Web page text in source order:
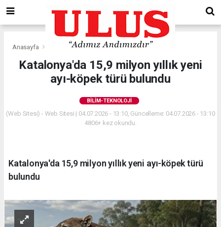
Anasayfa Bilim-Teknoloji
Katalonya'da 15,9 milyon yıllık yeni
ayı-köpek türü bulundu
BILIM-TEKNOLOJI
(Web Sitesi) - Web Sitesi | 04.07.2026 - 13:10, Güncelleme: 04.07.2026 - 13:10
4806+ kez okundu.
Katalonya'da 15,9 milyon yıllık yeni ayı-köpek türü
bulundu